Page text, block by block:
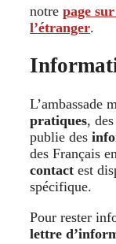
notre page
l’étranger.
L’ambassade
pratiques, des
publie des
des Français
contact est
spécifique.
Pour rester
lettre